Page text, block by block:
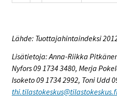
Lähde: Tuottajahintaindeksi
Lisätietoja: Anna-Riikka
Nyfors 09 1734 3480, Merja
Isoketo 09 1734 2992, Toni Udd